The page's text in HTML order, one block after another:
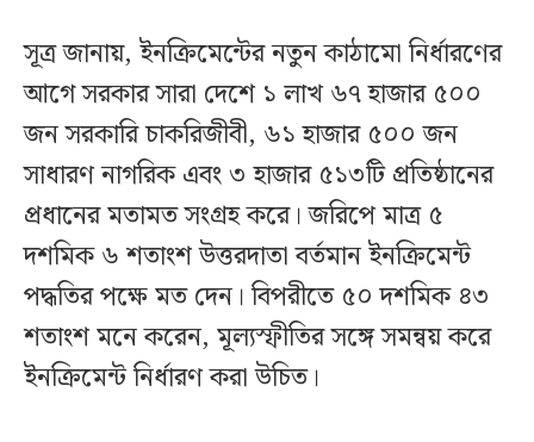
সূত্র জানায়, ইনক্রিমেন্টের নতুন কাঠামো নির্ধারণের
আগে সরকার সারা দেশে ১ লাখ ৬৭ হাজার ৫০০
জন সরকারি চাকরিজীবী, ৬১ হাজার ৫০০ জন
সাধারণ নাগরিক এবং ৩ হাজার ৫১৩টি প্রতিষ্ঠানের
প্রধানের মতামত সংগ্রহ করে। জরিপে মাত্র ৫
দশমিক ৬ শতাংশ উত্তরদাতা বর্তমান ইনক্রিমেন্ট
পদ্ধতির পক্ষে মত দেন। বিপরীতে ৫০ দশমিক ৪৩
শতাংশ মনে করেন, মূল্যস্ফীতির সঙ্গে সমন্বয় করে
ইনক্রিমেন্ট নির্ধারণ করা উচিত।